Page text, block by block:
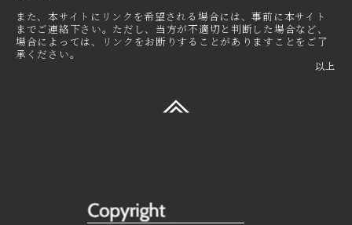
また、本サイトにリンクを希望される場合には、事前に本サイト
までご連絡下さい。ただし、当方が不適切と判断した場合など、
場合によっては、リンクをお断りすることがありますことをご了
承ください。
以上